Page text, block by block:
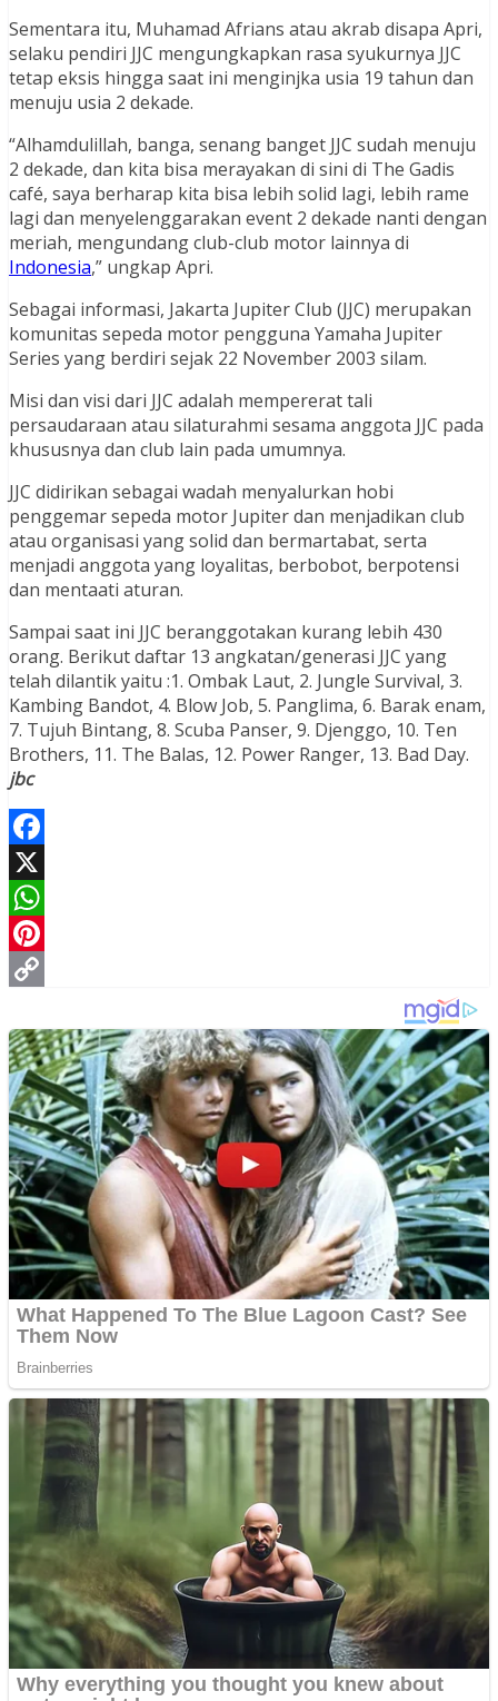
Sementara itu, Muhamad Afrians atau akrab disapa Apri,
selaku pendiri JJC mengungkapkan rasa syukurnya JJC
tetap eksis hingga saat ini menginjka usia 19 tahun dan
menuju usia 2 dekade.
“Alhamdulillah, banga, senang banget JJC sudah menuju
2 dekade, dan kita bisa merayakan di sini di The Gadis
café, saya berharap kita bisa lebih solid lagi, lebih rame
lagi dan menyelenggarakan event 2 dekade nanti dengan
meriah, mengundang club-club motor lainnya di
Indonesia,” ungkap Apri.
Sebagai informasi, Jakarta Jupiter Club (JJC) merupakan
komunitas sepeda motor pengguna Yamaha Jupiter
Series yang berdiri sejak 22 November 2003 silam.
Misi dan visi dari JJC adalah mempererat tali
persaudaraan atau silaturahmi sesama anggota JJC pada
khususnya dan club lain pada umumnya.
JJC didirikan sebagai wadah menyalurkan hobi
penggemar sepeda motor Jupiter dan menjadikan club
atau organisasi yang solid dan bermartabat, serta
menjadi anggota yang loyalitas, berbobot, berpotensi
dan mentaati aturan.
Sampai saat ini JJC beranggotakan kurang lebih 430
orang. Berikut daftar 13 angkatan/generasi JJC yang
telah dilantik yaitu :1. Ombak Laut, 2. Jungle Survival, 3.
Kambing Bandot, 4. Blow Job, 5. Panglima, 6. Barak enam,
7. Tujuh Bintang, 8. Scuba Panser, 9. Djenggo, 10. Ten
Brothers, 11. The Balas, 12. Power Ranger, 13. Bad Day.
jbc
Facebook
X
WhatsApp
Pinterest
Link